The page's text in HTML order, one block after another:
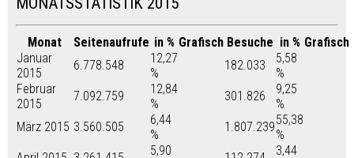
Monat Seitenaufrufe in % Grafisch Besuche in % Grafisch
Januar
2015
6.778.548
12,27
%
182.033
5,58
%
Februar
2015
7.092.759
12,84
%
301.826
9,25
%
März 2015 3.560.505
6,44
%
1.807.23955,38
%
5,90
3,44